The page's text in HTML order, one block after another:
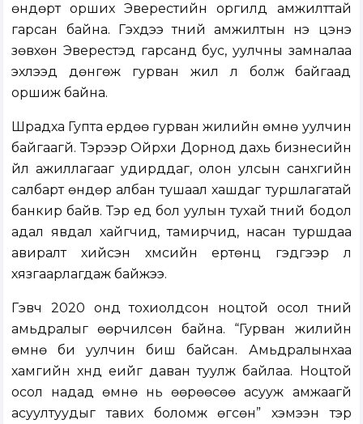
өндөрт орших Эверестийн оргилд амжилттай
гарсан байна. Гэхдээ түүний амжилтын үнэ цэнэ
зөвхөн Эверестэд гарсанд бус, уулчны замналаа
эхлээд дөнгөж гурван жил л болж байгаад
оршиж байна.
Шрадха Гупта ердөө гурван жилийн өмнө уулчин
байгаагүй. Тэрээр Ойрхи Дорнод дахь бизнесийн
үйл ажиллагааг удирддаг, олон улсын санхүүгийн
салбарт өндөр албан тушаал хашдаг туршлагатай
банкир байв. Тэр үед бол уулын тухай түүний бодол
адал явдал хайгчид, тамирчид, насан туршдаа
авиралт хийсэн хүмүүсийн ертөнц гэдгээр л
хязгаарлагдаж байжээ.
Гэвч 2020 онд тохиолдсон ноцтой осол түүний
амьдралыг өөрчилсөн байна. “Гурван жилийн
өмнө би уулчин биш байсан. Амьдралынхаа
хамгийн хүнд үеийг даван туулж байлаа. Ноцтой
осол надад өмнө нь өөрөөсөө асууж амжаагүй
асуултуудыг тавих боломж өгсөн” хэмээн тэр